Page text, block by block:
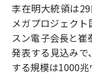
李在明大統領は
メガプロジェク
スン電子会長と崔
発表する見込み
する規模は1000兆